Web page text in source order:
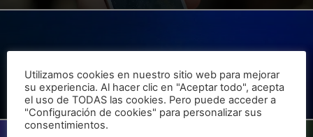
solución
Adrián Leira - 04/07/2016
Utilizamos cookies en nuestro sitio web para mejorar
su experiencia. Al hacer clic en "Aceptar todo", acepta
el uso de TODAS las cookies. Pero puede acceder a
"Configuración de cookies" para personalizar sus
consentimientos.